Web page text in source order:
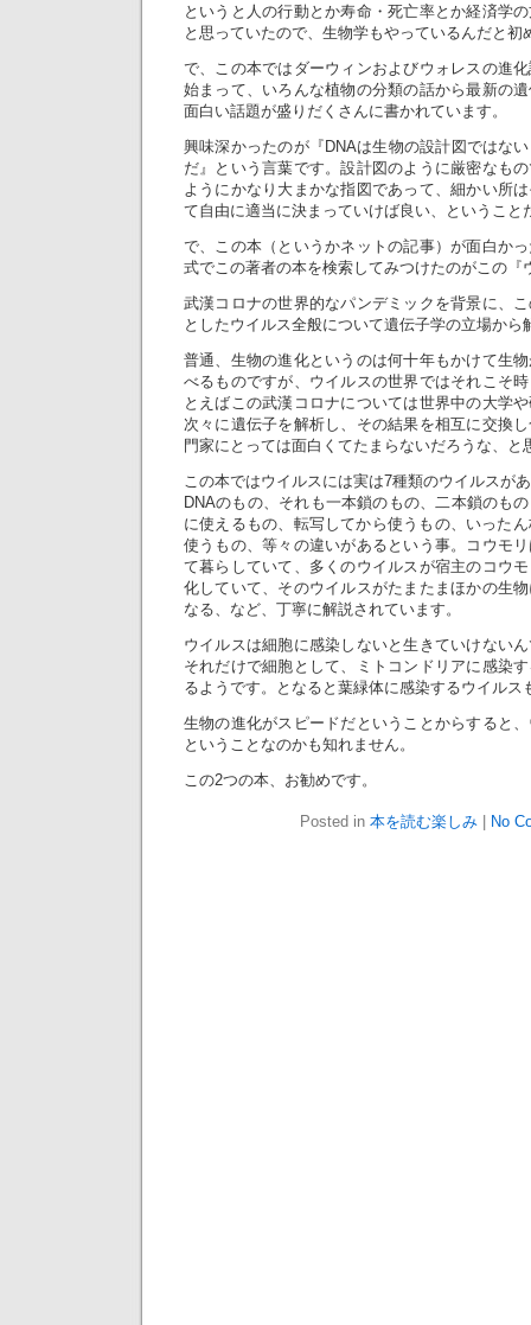
というと人の行動とか寿命・死亡率とか経済学
と思っていたので、生物学もやっているんだと初
で、この本ではダーウィンおよびウォレスの進
始まって、いろんな植物の分類の話から最新の
面白い話題が盛りだくさんに書かれています。
興味深かったのが『DNAは生物の設計図ではな
だ』という言葉です。設計図のように厳密なも
ようにかなり大まかな指図であって、細かい所
て自由に適当に決まっていけば良い、ということ
で、この本（というかネットの記事）が面白か
式でこの著者の本を検索してみつけたのがこの『
武漢コロナの世界的なパンデミックを背景に、
としたウイルス全般について遺伝子学の立場から
普通、生物の進化というのは何十年もかけて生
べるものですが、ウイルスの世界ではそれこそ
とえばこの武漢コロナについては世界中の大学
次々に遺伝子を解析し、その結果を相互に交換
門家にとっては面白くてたまらないだろうな、と
この本ではウイルスには実は7種類のウイルスが
DNAのもの、それも一本鎖のもの、二本鎖のも
に使えるもの、転写してから使うもの、いった
使うもの、等々の違いがあるという事。コウモ
て暮らしていて、多くのウイルスが宿主のコウ
化していて、そのウイルスがたまたまほかの生
なる、など、丁寧に解説されています。
ウイルスは細胞に感染しないと生きていけない
それだけで細胞として、ミトコンドリアに感染
るようです。となると葉緑体に感染するウイルス
生物の進化がスピードだということからすると
ということなのかも知れません。
この2つの本、お勧めです。
Posted in 本を読む楽しみ| No